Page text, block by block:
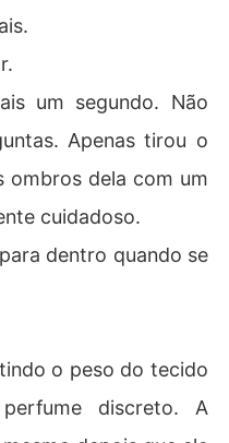
um segundo. Não
Apenas tirou o
ombros dela com um
cuidadoso.
dentro quando se
o peso do tecido
discreto. A